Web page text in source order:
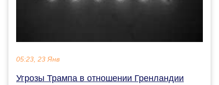
05:23, 23 Янв
Угрозы Трампа в отношении Гренландии